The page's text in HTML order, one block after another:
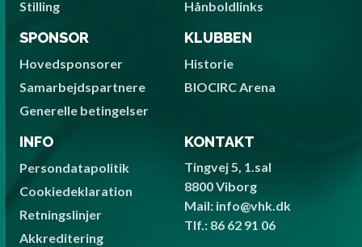
Stilling
Hånboldlinks
SPONSOR
Hovedsponsorer
Samarbejdspartnere
Generelle betingelser
KLUBBEN
Historie
BIOCIRC Arena
INFO
Persondatapolitik
Cookiedeklaration
Retningslinjer
Akkreditering
KONTAKT
Tingvej 5, 1.sal
8800 Viborg
Mail: info@vhk.dk
Tlf.: 86 62 91 06